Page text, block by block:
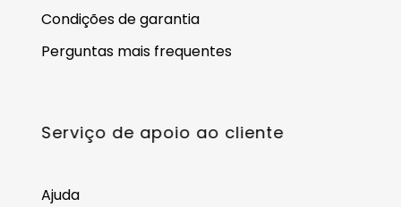
Condições de garantia
Perguntas mais frequentes
Serviço de apoio ao cliente
Ajuda